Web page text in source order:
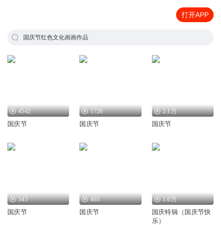
打开APP
国庆节红色文化画画作品
4542
国庆节
1726
国庆节
2.1万
国庆节
543
国庆节
465
国庆节
1.6万
国庆特辑（国庆节快
乐）